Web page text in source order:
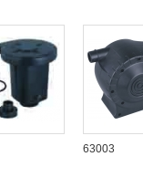
63003